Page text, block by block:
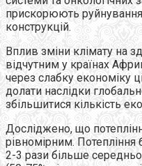
прискорюють руйнування
конструкцій.
Вплив зміни клімату на
відчутним у країнах
через слабку економіку
долати наслідки
збільшитися кількість
Досліджено, що
рівномірним.
2-3 рази більше